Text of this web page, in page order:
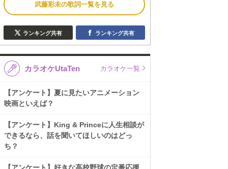
武藤彩未の歌詞一覧を見る
ランキング共有 ランキング共有
カラオケUtaTen カラオケ一覧
【アンケート】夏に見たいアニメーション
映画といえば？
【アンケート】King & Princeに人生相談が
できるなら、話を聞いてほしいのはどっ
ち？